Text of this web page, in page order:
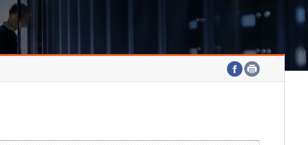
호남권연구본부
기획본부
주요업무연락처